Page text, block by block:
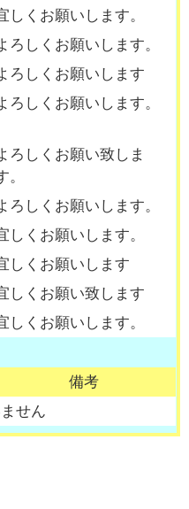
しくお願いします。
ろしくお願いします。
ろしくお願いします
ろしくお願いします。
ろしくお願い致しま
。
ろしくお願いします。
しくお願いします。
しくお願いします
しくお願い致します
しくお願いします。
備考
せん